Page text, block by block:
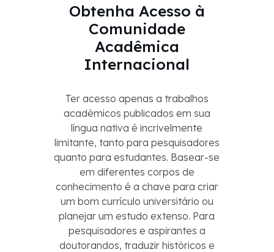
Obtenha Acesso à
Comunidade
Acadêmica
Internacional
Ter acesso apenas a trabalhos
acadêmicos publicados em sua
língua nativa é incrivelmente
limitante, tanto para pesquisadores
quanto para estudantes. Basear-se
em diferentes corpos de
conhecimento é a chave para criar
um bom currículo universitário ou
planejar um estudo extenso. Para
pesquisadores e aspirantes a
doutorandos, traduzir históricos e